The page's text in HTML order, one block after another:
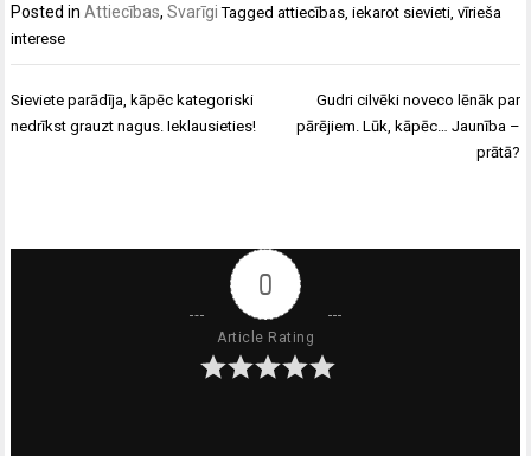
Posted inAttiecības,Svarīgi Taggedattiecības ,iekarot sievieti ,vīrieša
interese
Ziņu
izvēlne
Sieviete parādīja, kāpēc kategoriski
nedrīkst grauzt nagus. Ieklausieties!
Gudri cilvēki noveco lēnāk par
pārējiem. Lūk, kāpēc… Jaunība –
prātā?
0
Article Rating